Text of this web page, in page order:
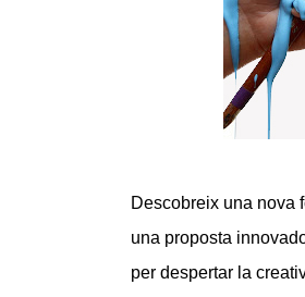
Descobreix una nova
una proposta
per despertar la